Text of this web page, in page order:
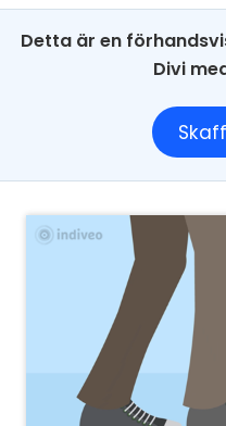
Detta är en
Divi